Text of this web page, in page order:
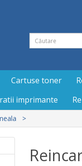
Cartuse toner
imprimante